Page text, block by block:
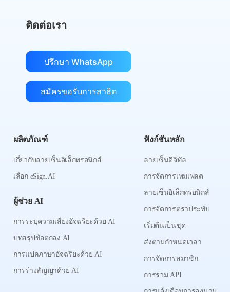
ติดต่อเรา
ปรึกษา WhatsApp
สมัครขอรับการสาธิต
ผลิตภัณฑ์
เกี่ยวกับลายเซ็นอิเล็กทรอนิกส์
เลือก eSign.AI
ผู้ช่วย AI
การระบุความเสี่ยงอัจฉริยะด้วย AI
บทสรุปข้อตกลง AI
การแปลภาษาอัจฉริยะด้วย AI
การร่างสัญญาด้วย AI
ฟังก์ชันหลัก
ลายเซ็นดิจิทัล
การจัดการเทมเพลต
ลายเซ็นอิเล็กทรอนิกส์
การจัดการตราประทับ
เริ่มต้นเป็นชุด
ส่งตามกำหนดเวลา
การจัดการสมาชิก
การรวม API